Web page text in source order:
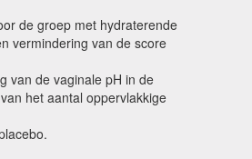
de groep met hydraterende
vermindering van de score
van de vaginale pH in de
het aantal oppervlakkige